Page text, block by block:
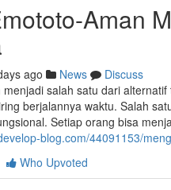
Aman
ago News
Discuss
salah satu dari
berjalannya waktu. Salah
Setiap orang bisa
blog.com/44091153/
Who Upvoted